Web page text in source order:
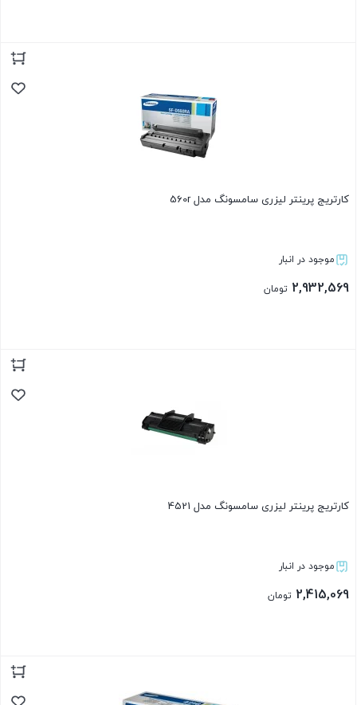
کارتریج پرینتر لیزری سامسونگ مدل 560r
موجود در انبار
2,932,569 تومان
کارتریج پرینتر لیزری سامسونگ مدل 4521
موجود در انبار
2,415,069 تومان